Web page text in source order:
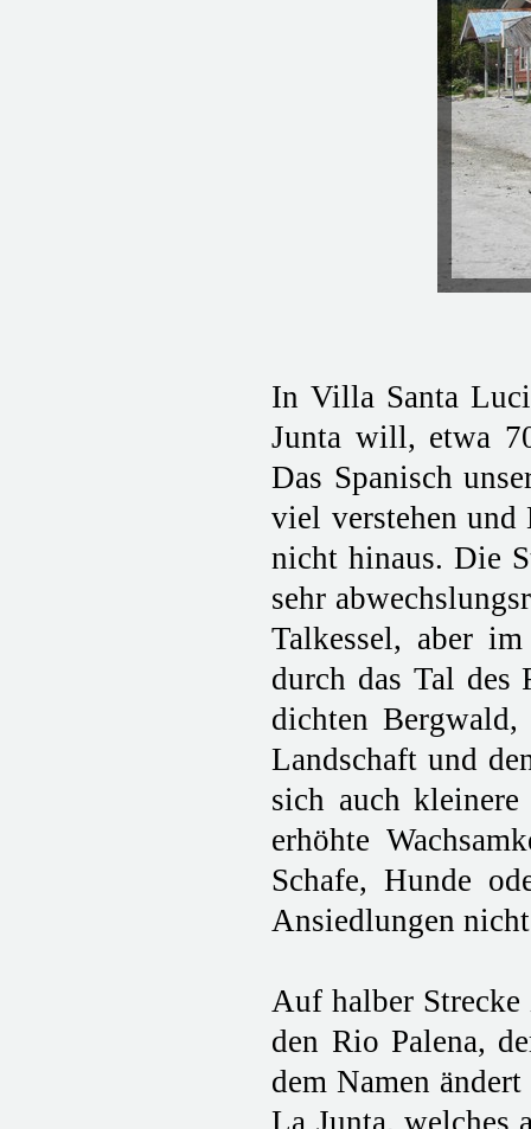
In Villa Santa
Junta will, etwa
Das Spanisch
viel verstehen
nicht hinaus. Die
sehr
Talkessel, aber
durch das Tal des
dichten
Landschaft und
sich auch
erhöhte
Schafe, Hunde
Ansiedlungen
Auf halber
den Rio Palena,
dem Namen
La Junta, welches